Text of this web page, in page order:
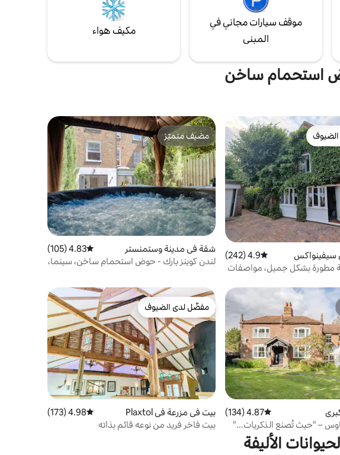
موقف سيارات مجاني في
المبنى
مكيف هواء
استحمام ساخن
المفضّلة لدى الضيوف
سيفينواكس متوسط التقييم 4.9 من 5، 242 مراجعات
4.9 (242)
مطورة بشكل جميل، مواصفات
مضيف متميّز
مضيف متميّز
شقة في مدينة وستمنستر متوسط التقييم 4.83 من 5، 105 مراجعات
4.83 (105)
لندن كوينز بارك - حوض استحمام ساخن، سينما،
متوسط التقييم 4.87 من 5، 134 مراجعات
4.87 (134)
– "حيث تُصنع الذكريات..."
مفضّل لدى الضيوف
مفضّل لدى الضيوف
بيت في مزرعة في Plaxtol متوسط التقييم 4.98 من 5، 173 مراجعات
4.98 (173)
بيت فاخر فريد من نوعه قائم بذاته
الأليفة